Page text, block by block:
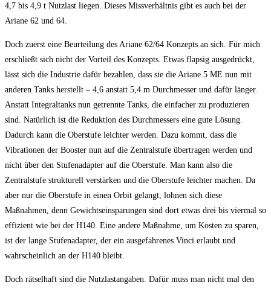
4,7 bis 4,9 t Nutzlast liegen. Dieses Missverhältnis gibt es auch bei der
Ariane 62 und 64.
Doch zuerst eine Beurteilung des Ariane 62/64 Konzepts an sich. Für mich
erschließt sich nicht der Vorteil des Konzepts. Etwas flapsig ausgedrückt,
lässt sich die Industrie dafür bezahlen, dass sie die Ariane 5 ME nun mit
anderen Tanks herstellt – 4,6 anstatt 5,4 m Durchmesser und dafür länger.
Anstatt Integraltanks nun getrennte Tanks, die einfacher zu produzieren
sind. Natürlich ist die Reduktion des Durchmessers eine gute Lösung.
Dadurch kann die Oberstufe leichter werden. Dazu kommt, dass die
Vibrationen der Booster nun auf die Zentralstufe übertragen werden und
nicht über den Stufenadapter auf die Oberstufe. Man kann also die
Zentralstufe strukturell verstärken und die Oberstufe leichter machen. Da
aber nur die Oberstufe in einen Orbit gelangt, lohnen sich diese
Maßnahmen, denn Gewichtseinsparungen sind dort etwas drei bis viermal so
effizient wie bei der H140. Eine andere Maßnahme, um Kosten zu sparen,
ist der lange Stufenadapter, der ein ausgefahrenes Vinci erlaubt und
wahrscheinlich an der H140 bleibt.
Doch rätselhaft sind die Nutzlastangaben. Dafür muss man nicht mal den